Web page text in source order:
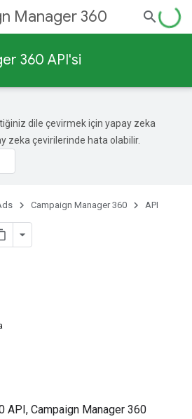
Manager 360
360 API'si
dile çevirmek için yapay zeka
zeka çevirilerinde hata olabilir.
Campaign Manager 360 API
API, Campaign Manager 360